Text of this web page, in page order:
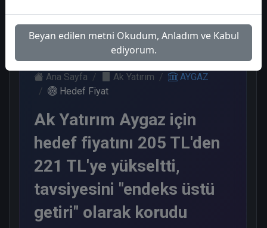
Salı, 03 Eylül 2024
Ana Sayfa Ak Yatırım
AYGAZ
Hedef Fiyat
Ak Yatırım Aygaz için
hedef fiyatını 205 TL'den
221 TL'ye yükseltti,
tavsiyesini "endeks üstü
getiri" olarak korudu
Beyan edilen metni Okudum, Anladım ve Kabul
ediyorum.